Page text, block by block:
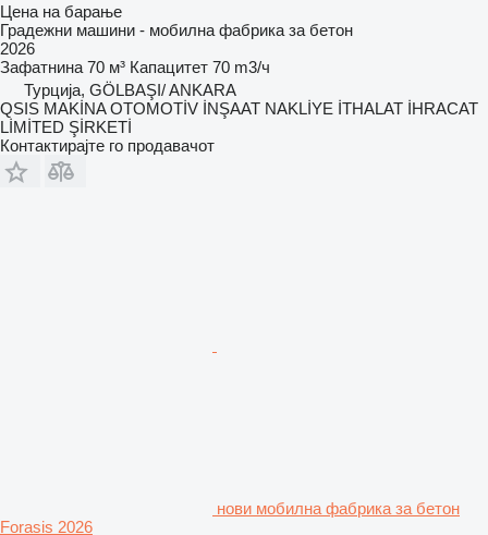
Цена на барање
Градежни машини - мобилна фабрика за бетон
2026
Зафатнина 70 м³ Капацитет 70 m3/ч
Турција, GÖLBAŞI/ ANKARA
QSIS MAKİNA OTOMOTİV İNŞAAT NAKLİYE İTHALAT İHRACAT
LİMİTED ŞİRKETİ
Контактирајте го продавачот
нови мобилна фабрика за бетон
Forasis 2026